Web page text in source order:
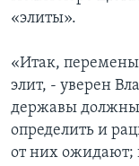
«элиты».
«Итак, перемены
элит, - уверен
державы должны
определить и
от них ожидают;